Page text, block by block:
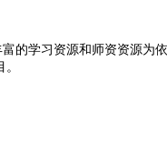
学习资源和师资资源为